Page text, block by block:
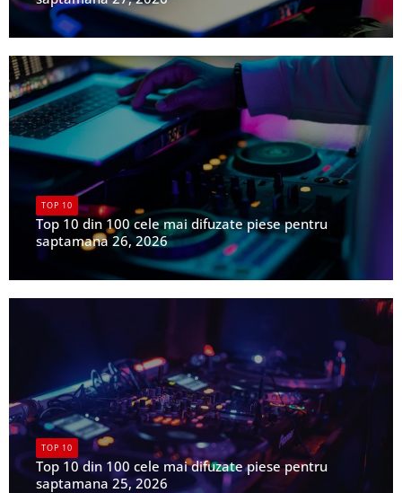
UPFR
TOP 10
Top 10 din 100 cele mai difuzate piese pentru
saptamana 26, 2026
TOP 10
Top 10 din 100 cele mai difuzate piese pentru
saptamana 25, 2026